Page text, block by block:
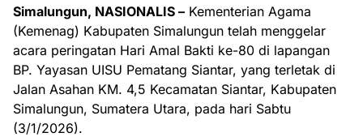
Simalungun, NASIONALIS – Kementerian Agama
(Kemenag) Kabupaten Simalungun telah menggelar
acara peringatan Hari Amal Bakti ke-80 di lapangan
BP. Yayasan UISU Pematang Siantar, yang terletak di
Jalan Asahan KM. 4,5 Kecamatan Siantar, Kabupaten
Simalungun, Sumatera Utara, pada hari Sabtu
(3/1/2026).